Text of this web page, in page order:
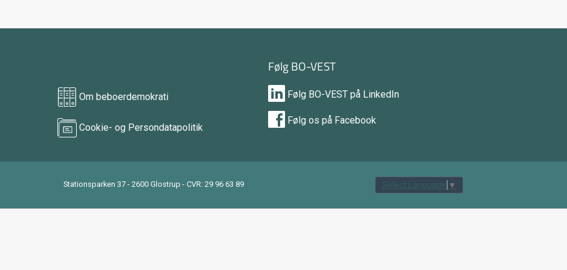
Om beboerdemokrati
Cookie- og Persondatapolitik
Følg BO-VEST
Følg BO-VEST på LinkedIn
Følg os på Facebook
Stationsparken 37 - 2600 Glostrup - CVR: 29 96 63 89 Select Language ▼